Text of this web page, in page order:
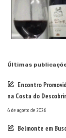
Últimas
Encontro
na Costa do
6 de agosto de 2026
Belmonte em